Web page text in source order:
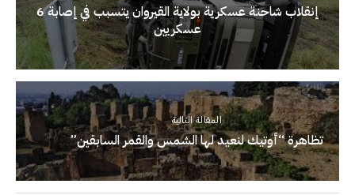
إنقلاب شاحنة عسكرية بولاية القيروان يتسبب في إصابة 6
عسكريين
المقالة التالية
تظاهرة “أوتيك لنعيد لها الشمس والقمر السابقين”